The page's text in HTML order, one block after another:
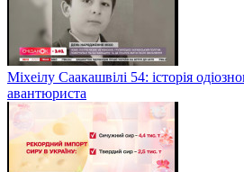
Міхеілу Саакашвілі 54: історія
авантюриста